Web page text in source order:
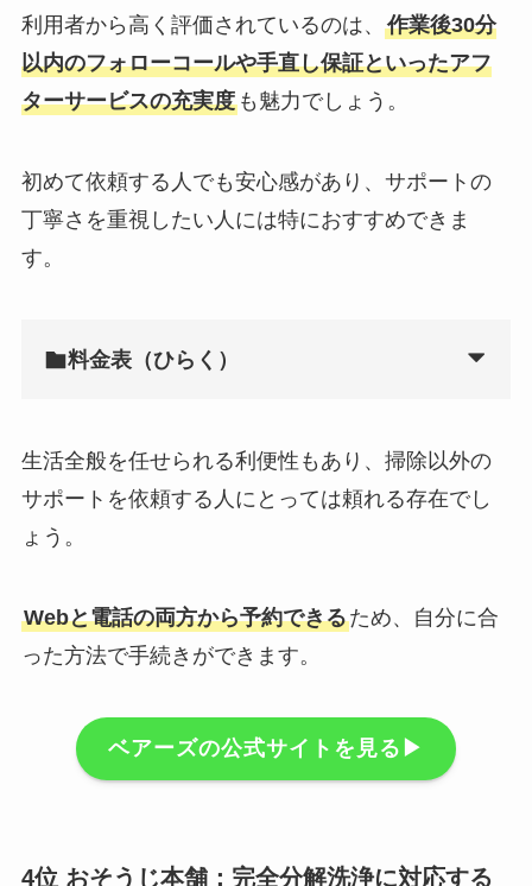
利用者から高く評価されているのは、 作業後30分
以内のフォローコールや手直し保証といったアフ
ターサービスの充実度も魅力でしょう。
初めて依頼する人でも安心感があり、サポートの
丁寧さを重視したい人には特におすすめできま
す。
料金表（ひらく）
生活全般を任せられる利便性もあり、掃除以外の
サポートを依頼する人にとっては頼れる存在でし
ょう。
Webと電話の両方から予約できるため、自分に合
った方法で手続きができます。
ベアーズの公式サイトを見る▶︎
4位 おそうじ本舗：完全分解洗浄に対応する